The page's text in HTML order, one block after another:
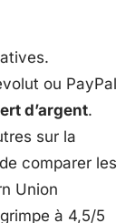
ou PayPal
d’argent.
sur la
comparer les
Union
à 4,5/5